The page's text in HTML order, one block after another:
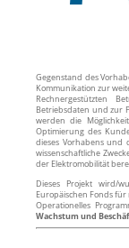
Gegenstand des
Kommunikation zur
Rechnergestützten
Betriebsdaten und zur
werden die
Optimierung des
dieses Vorhabens und
wissenschaftliche
der Elektromobilität
Dieses Projekt wird/
Europäischen Fonds
Operationelles
Wachstum und